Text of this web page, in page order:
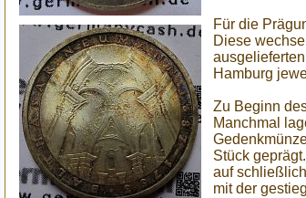
Für die
Diese
Hamburg
Zu Beginn
Manchmal
Stück
auf
mit der